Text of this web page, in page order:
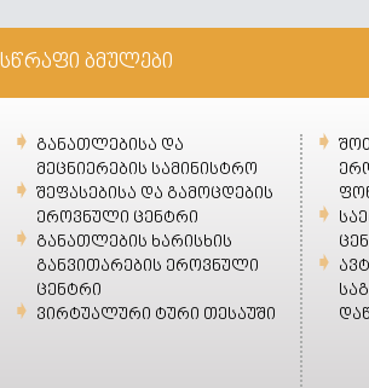
სწრაფი ბმულები
განათლებისა და
მეცნიერების სამინისტრო
შეფასებისა და გამოცდების
ეროვნული ცენტრი
განათლების ხარისხის
განვითარების ეროვნული
ცენტრი
ვირტუალური ტური თესაუში